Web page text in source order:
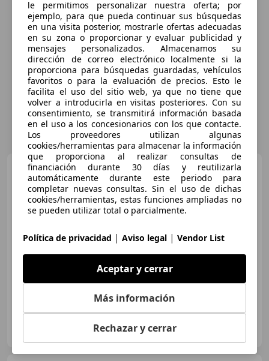
BMW 320320iA
Súper oferta
129.237 km Gasolina
le permitimos personalizar nuestra oferta; por
ejemplo, para que pueda continuar sus búsquedas
en una visita posterior, mostrarle ofertas adecuadas
en su zona o proporcionar y evaluar publicidad y
mensajes personalizados. Almacenamos su
dirección de correo electrónico localmente si la
proporciona para búsquedas guardadas, vehículos
favoritos o para la evaluación de precios. Esto le
facilita el uso del sitio web, ya que no tiene que
volver a introducirla en visitas posteriores. Con su
consentimiento, se transmitirá información basada
en el uso a los concesionarios con los que contacte.
Los proveedores utilizan algunas
cookies/herramientas para almacenar la información
que proporciona al realizar consultas de
financiación durante 30 días y reutilizarla
automáticamente durante este periodo para
completar nuevas consultas. Sin el uso de dichas
cookies/herramientas, estas funciones ampliadas no
se pueden utilizar total o parcialmente.
Política de privacidad | Aviso legal | Vendor List
Aceptar y cerrar
Más información
Rechazar y cerrar